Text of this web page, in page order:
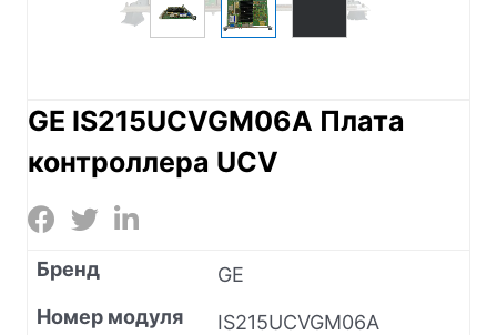
GE IS215UCVGM06A Плата
контроллера UCV
Бренд
GE
Номер модуля
IS215UCVGM06A